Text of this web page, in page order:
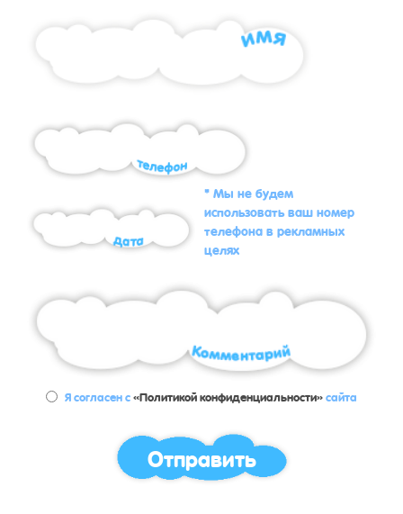
* Мы не будем
использовать ваш номер
телефона в рекламных
целях
Я согласен с«Политикой конфиденциальности»сайта
Отправить